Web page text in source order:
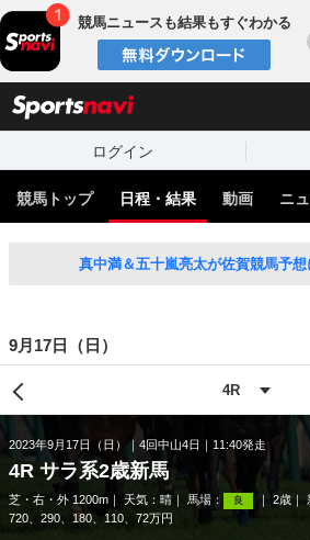
競馬ニュースも結果もすぐわかる
ログイン
競馬トップ 日程・結果 動画 ニ
真中満＆五十嵐亮太が佐賀競馬予想
9月17日（日）
2023年9月17日（日） 4回中山4日 11:40発走
4R サラ系2歳新馬
芝・右・外 1200m 天気： 晴 馬場： 良 2歳
720、290、180、110、72万円